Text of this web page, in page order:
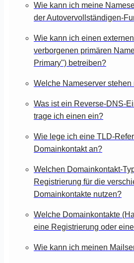
Wie kann ich meine
der Autovervollständigen-
Wie kann ich einen
verborgenen primären
Primary") betreiben?
Welche Nameserver stehen
Was ist ein Reverse-DNS-
trage ich einen ein?
Wie lege ich eine TLD-
Domainkontakt an?
Welchen Domainkontakt-
Registrierung für die
Domainkontakte nutzen?
Welche Domainkontakte
eine Registrierung oder
Wie kann ich meinen